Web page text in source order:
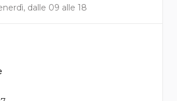
dalle 09 alle 18